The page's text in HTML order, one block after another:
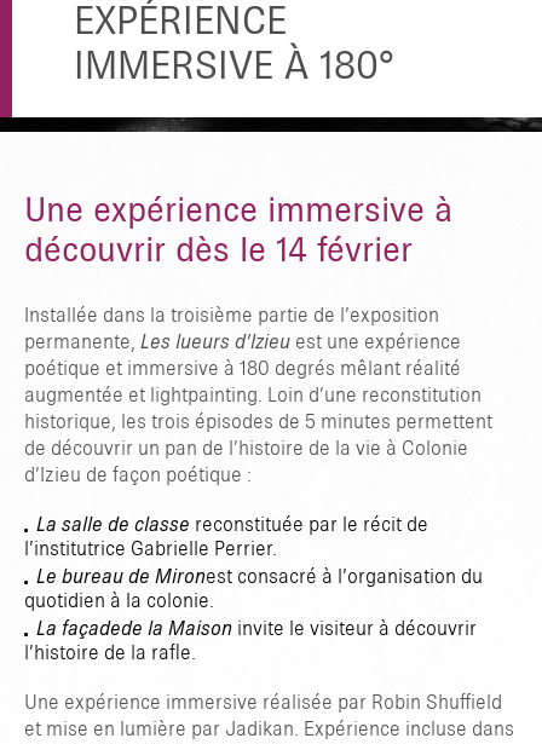
EXPÉRIENCE
IMMERSIVE À 180°
Une expérience immersive à
découvrir dès le 14 février
Installée dans la troisième partie de l’exposition
permanente, Les lueurs d’Izieu est une expérience
poétique et immersive à 180 degrés mêlant réalité
augmentée et lightpainting. Loin d’une reconstitution
historique, les trois épisodes de 5 minutes permettent
de découvrir un pan de l’histoire de la vie à Colonie
d’Izieu de façon poétique :
La salle de classe reconstituée par le récit de
l’institutrice Gabrielle Perrier.
Le bureau de Mironest consacré à l’organisation du
quotidien à la colonie.
La façadede la Maison invite le visiteur à découvrir
l’histoire de la rafle.
Une expérience immersive réalisée par Robin Shuffield
et mise en lumière par Jadikan. Expérience incluse dans